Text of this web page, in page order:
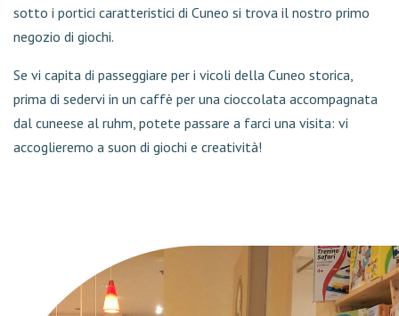
sotto i portici caratteristici di Cuneo si trova il nostro primo
negozio di giochi.
Se vi capita di passeggiare per i vicoli della Cuneo storica,
prima di sedervi in un caffè per una cioccolata accompagnata
dal cuneese al ruhm, potete passare a farci una visita: vi
accoglieremo a suon di giochi e creatività!